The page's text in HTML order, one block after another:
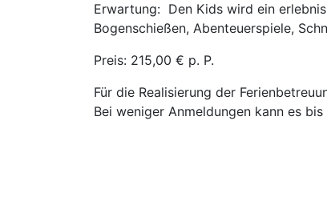
Erwartung: Den Kids wird ein
Bogenschießen, Abenteuerspiele,
Preis: 215,00 € p. P.
Für die Realisierung der
Bei weniger Anmeldungen kann es